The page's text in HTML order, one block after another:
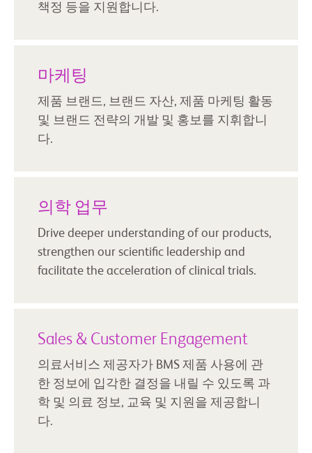
책정 등을 지원합니다.
마케팅
제품 브랜드, 브랜드 자산, 제품 마케팅 활동
및 브랜드 전략의 개발 및 홍보를 지휘합니
다.
의학 업무
Drive deeper understanding of our products,
strengthen our scientific leadership and
facilitate the acceleration of clinical trials.
Sales & Customer Engagement
의료서비스 제공자가 BMS 제품 사용에 관
한 정보에 입각한 결정을 내릴 수 있도록 과
학 및 의료 정보, 교육 및 지원을 제공합니
다.